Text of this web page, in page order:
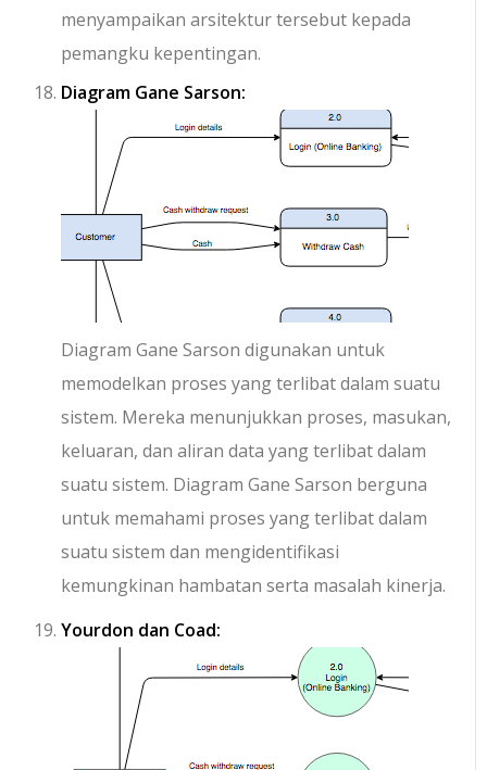
menyampaikan arsitektur tersebut kepada
pemangku kepentingan.
Diagram Gane Sarson:
Diagram Gane Sarson digunakan untuk
memodelkan proses yang terlibat dalam suatu
sistem. Mereka menunjukkan proses, masukan,
keluaran, dan aliran data yang terlibat dalam
suatu sistem. Diagram Gane Sarson berguna
untuk memahami proses yang terlibat dalam
suatu sistem dan mengidentifikasi
kemungkinan hambatan serta masalah kinerja.
Yourdon dan Coad: